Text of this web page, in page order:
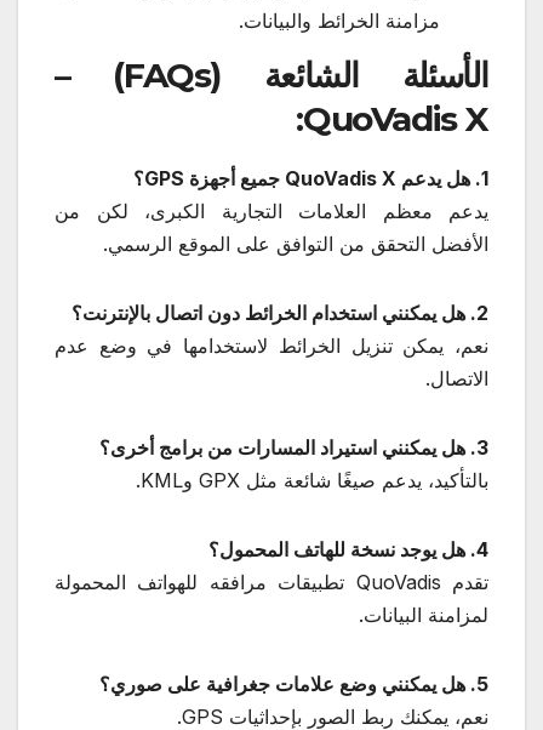
مزامنة الخرائط والبيانات.
الأسئلة الشائعة (FAQs) –
QuoVadis X:
1. هل يدعم QuoVadis X جميع أجهزة GPS؟
يدعم معظم العلامات التجارية الكبرى، لكن من
الأفضل التحقق من التوافق على الموقع الرسمي.
2. هل يمكنني استخدام الخرائط دون اتصال بالإنترنت؟
نعم، يمكن تنزيل الخرائط لاستخدامها في وضع عدم
الاتصال.
3. هل يمكنني استيراد المسارات من برامج أخرى؟
بالتأكيد، يدعم صيغًا شائعة مثل GPX وKML.
4. هل يوجد نسخة للهاتف المحمول؟
تقدم QuoVadis تطبيقات مرافقه للهواتف المحمولة
لمزامنة البيانات.
5. هل يمكنني وضع علامات جغرافية على صوري؟
نعم، يمكنك ربط الصور بإحداثيات GPS.